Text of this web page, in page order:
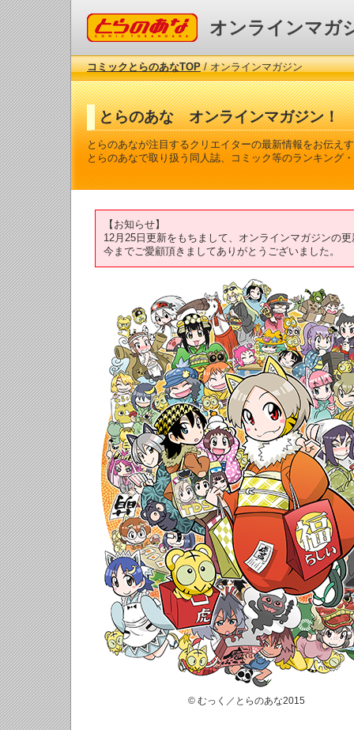
コミックとらのあな オンラインマガ
コミックとらのあなTOP/ オンラインマガジン
とらのあな オンラインマガジン！
とらのあなが注目するクリエイターの最新情報をお伝え
とらのあなで取り扱う同人誌、コミック等のランキング
【お知らせ】
12月25日更新をもちまして、オンラインマガジンの
今までご愛顧頂きましてありがとうございました。
© むっく／とらのあな2015